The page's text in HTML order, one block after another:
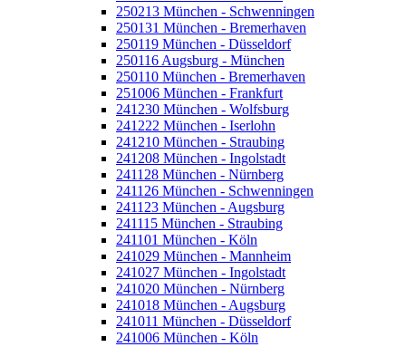
250213 München - Schwenningen
250131 München - Bremerhaven
250119 München - Düsseldorf
250116 Augsburg - München
250110 München - Bremerhaven
251006 München - Frankfurt
241230 München - Wolfsburg
241222 München - Iserlohn
241210 München - Straubing
241208 München - Ingolstadt
241128 München - Nürnberg
241126 München - Schwenningen
241123 München - Augsburg
241115 München - Straubing
241101 München - Köln
241029 München - Mannheim
241027 München - Ingolstadt
241020 München - Nürnberg
241018 München - Augsburg
241011 München - Düsseldorf
241006 München - Köln